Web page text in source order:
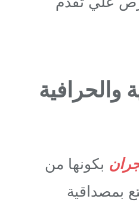
والحرافية
بكونها من
بمصداقية